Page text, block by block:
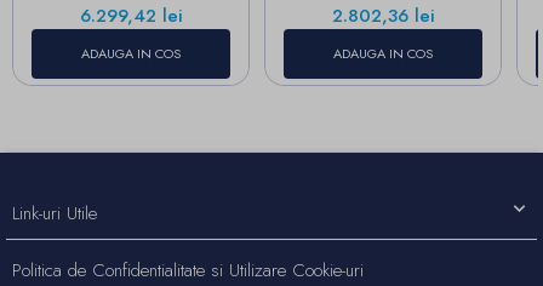
Pret
6.299,42 lei
ADAUGA IN COS
Pret
2.802,36 lei
ADAUGA IN COS
Link-uri Utile
Politica de Confidentialitate si Utilizare Cookie-uri